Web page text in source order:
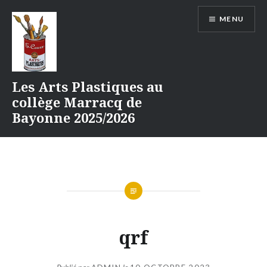
contenu
Les Arts Plastiques au
collège Marracq de
Bayonne 2025/2026
MENU
qrf